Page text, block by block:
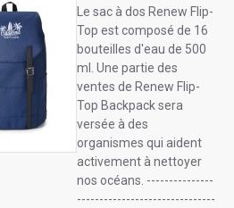
Le sac à dos Renew Flip-
Top est composé de 16
bouteilles d'eau de 500
ml. Une partie des
ventes de Renew Flip-
Top Backpack sera
versée à des
organismes qui aident
activement à nettoyer
nos océans. ---------------
-------------------------------